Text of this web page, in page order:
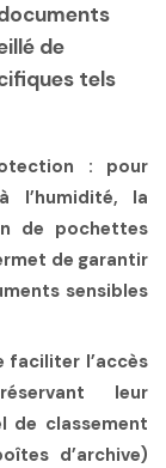
de
tels
: pour
l’humidité, la
de pochettes
de garantir
sensibles
faciliter l’accès
leur
de classement
d’archive)